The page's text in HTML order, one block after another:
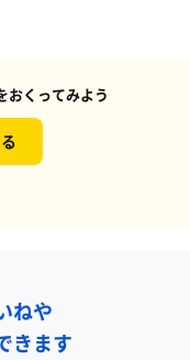
おくってみよう
ねや
きます